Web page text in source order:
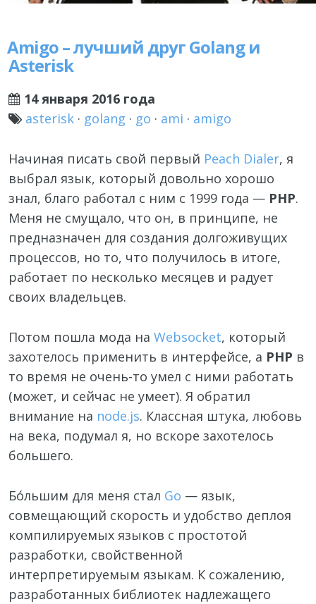
Amigo – лучший друг Golang и
Asterisk
14 января 2016 года
asterisk · golang · go · ami · amigo
Начиная писать свой первый Peach Dialer, я
выбрал язык, который довольно хорошо
знал, благо работал с ним с 1999 года — PHP.
Меня не смущало, что он, в принципе, не
предназначен для создания долгоживущих
процессов, но то, что получилось в итоге,
работает по несколько месяцев и радует
своих владельцев.
Потом пошла мода на Websocket, который
захотелось применить в интерфейсе, а PHP в
то время не очень-то умел с ними работать
(может, и сейчас не умеет). Я обратил
внимание на node.js. Классная штука, любовь
на века, подумал я, но вскоре захотелось
большего.
Бо́льшим для меня стал Go — язык,
совмещающий скорость и удобство деплоя
компилируемых языков с простотой
разработки, свойственной
интерпретируемым языкам. К сожалению,
разработанных библиотек надлежащего